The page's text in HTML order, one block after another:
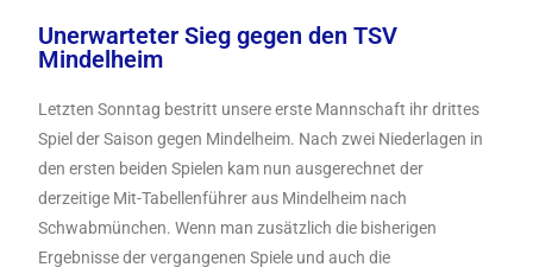
Unerwarteter Sieg gegen den TSV
Mindelheim
Letzten Sonntag bestritt unsere erste Mannschaft ihr drittes
Spiel der Saison gegen Mindelheim. Nach zwei Niederlagen in
den ersten beiden Spielen kam nun ausgerechnet der
derzeitige Mit-Tabellenführer aus Mindelheim nach
Schwabmünchen. Wenn man zusätzlich die bisherigen
Ergebnisse der vergangenen Spiele und auch die